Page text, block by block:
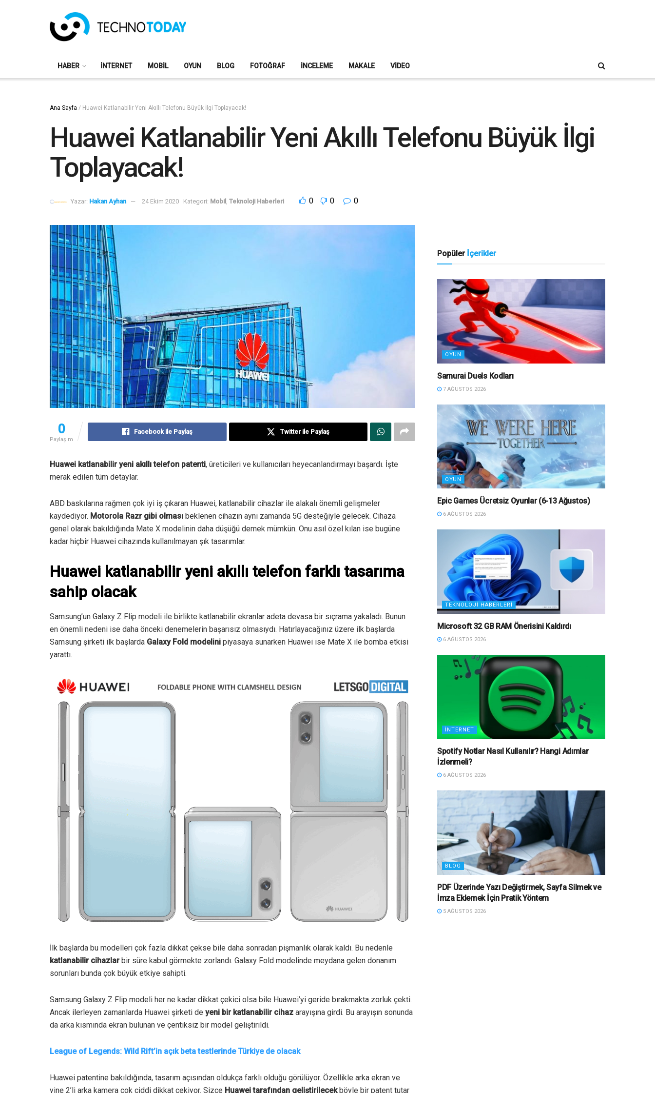
HABER İNTERNET MOBIL OYUN BLOG FOTOĞRAF İNCELEME MAKALE VIDEO
Ana Sayfa / Huawei Katlanabilir Yeni Akıllı Telefonu Büyük İlgi Toplayacak!
Huawei Katlanabilir Yeni Akıllı Telefonu Büyük İlgi
Toplayacak!
Yazar: Hakan Ayhan 24 Ekim 2020 Kategori: Mobil , Teknoloji Haberleri 0 0 0
0
Paylaşım
Facebook ile Paylaş Twitter ile Paylaş
Huawei katlanabilir yeni akıllı telefon patenti, üreticileri ve kullanıcıları heyecanlandırmayı başardı. İşte
merak edilen tüm detaylar.
ABD baskılarına rağmen çok iyi iş çıkaran Huawei, katlanabilir cihazlar ile alakalı önemli gelişmeler
kaydediyor. Motorola Razr gibi olması beklenen cihazın aynı zamanda 5G desteğiyle gelecek. Cihaza
genel olarak bakıldığında Mate X modelinin daha düşüğü demek mümkün. Onu asıl özel kılan ise bugüne
kadar hiçbir Huawei cihazında kullanılmayan şık tasarımlar.
Huawei katlanabilir yeni akıllı telefon farklı tasarıma
sahip olacak
Samsung’un Galaxy Z Flip modeli ile birlikte katlanabilir ekranlar adeta devasa bir sıçrama yakaladı. Bunun
en önemli nedeni ise daha önceki denemelerin başarısız olmasıydı. Hatırlayacağınız üzere ilk başlarda
Samsung şirketi ilk başlarda Galaxy Fold modelini piyasaya sunarken Huawei ise Mate X ile bomba etkisi
yarattı.
İlk başlarda bu modelleri çok fazla dikkat çekse bile daha sonradan pişmanlık olarak kaldı. Bu nedenle
katlanabilir cihazlarbir süre kabul görmekte zorlandı. Galaxy Fold modelinde meydana gelen donanım
sorunları bunda çok büyük etkiye sahipti.
Samsung Galaxy Z Flip modeli her ne kadar dikkat çekici olsa bile Huawei’yi geride bırakmakta zorluk çekti.
Ancak ilerleyen zamanlarda Huawei şirketi de yeni bir katlanabilir cihaz arayışına girdi. Bu arayışın sonunda
da arka kısmında ekran bulunan ve çentiksiz bir model geliştirildi.
League of Legends: Wild Rift’in açık beta testlerinde Türkiye de olacak
Huawei patentine bakıldığında, tasarım açısından oldukça farklı olduğu görülüyor. Özellikle arka ekran ve
yine 2’li arka kamera çok ciddi dikkat çekiyor. Sizce Huawei tarafından geliştirilecekböyle bir patent tutar
Popüler İçerikler
OYUN
Samurai Duels Kodları
7 AĞUSTOS 2026
OYUN
Epic Games Ücretsiz Oyunlar (6-13 Ağustos)
6 AĞUSTOS 2026
TEKNOLOJI HABERLERI
Microsoft 32 GB RAM Önerisini Kaldırdı
6 AĞUSTOS 2026
İNTERNET
Spotify Notlar Nasıl Kullanılır? Hangi Adımlar
İzlenmeli?
6 AĞUSTOS 2026
BLOG
PDF Üzerinde Yazı Değiştirmek, Sayfa Silmek ve
İmza Eklemek İçin Pratik Yöntem
5 AĞUSTOS 2026